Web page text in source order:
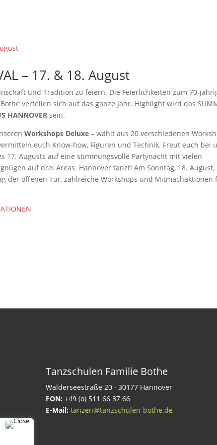
– 17. & 18. August
und Tradition zu feiern. Die Feierlichkeiten zum 70-
verteilen sich auf das ganze Jahr. Highlight wird das
HANNOVER sein.
Workshops Deluxe – wählt aus 20 verschiedenen
euch Know-how, Figuren und Technik. Freut euch bei
17. Augusts auf eine stimmungsvolle Partynacht mit vielen
auf drei Areas. Hannover tanzt! Am Sonntag, 18.
der offenen Tür, zahlreiche Workshops und Mitmachaktionen
Tanzschulen Familie Bothe
Walderseestraße 20 · 30177 Hannover
FON: +49 (o) 511 66 37 66
E-Mail: tanzen@tanzschulen-bothe.de